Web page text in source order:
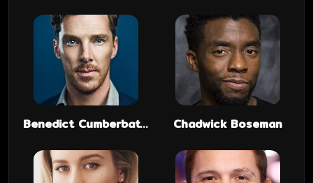
Benedict Cumberbatch Chadwick Boseman